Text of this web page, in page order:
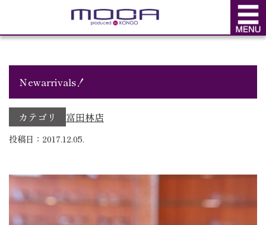
BLOG
Ｎewarrivals！
カテゴリ 富田林店
投稿日：2017.12.05.